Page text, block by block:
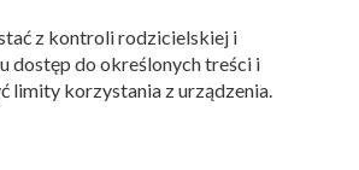
z kontroli rodzicielskiej i
dostęp do określonych treści i
limity korzystania z urządzenia.